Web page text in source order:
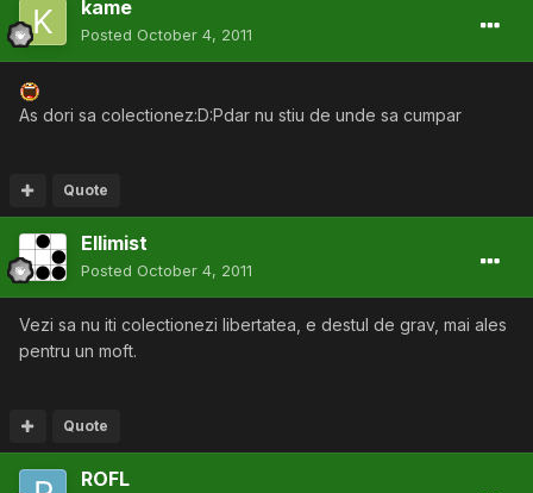
kame
Posted October 4, 2011
As dori sa colectionez:D:Pdar nu stiu de unde sa cumpar
Quote
Ellimist
Posted October 4, 2011
Vezi sa nu iti colectionezi libertatea, e destul de grav, mai ales
pentru un moft.
Quote
ROFL